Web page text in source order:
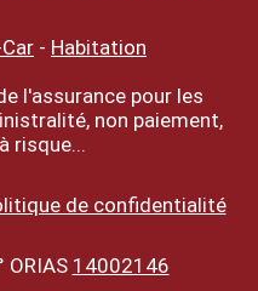
- Habitation
l'assurance pour les
non paiement,
risque...
de confidentialité
ORIAS 14002146